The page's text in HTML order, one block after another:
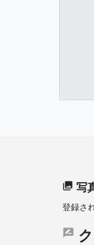
写
登録さ